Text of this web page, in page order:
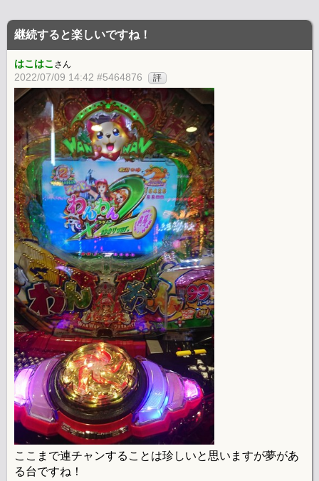
継続すると楽しいですね！
はこはこ さん
2022/07/09 14:42 #5464876 評
ここまで連チャンすることは珍しいと思いますが夢があ
る台ですね！